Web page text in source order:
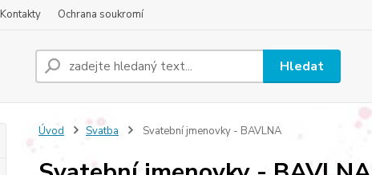
Kontakty Ochrana soukromí
Hledat
Úvod Svatba Svatební jmenovky - BAVLNA